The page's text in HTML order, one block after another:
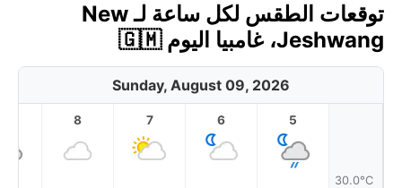
توقعات الطقس لكل ساعة لـ New
Jeshwang، غامبيا اليوم 🇬🇲
Sunday, August 09, 2026
30.0°C
5
6
7
8